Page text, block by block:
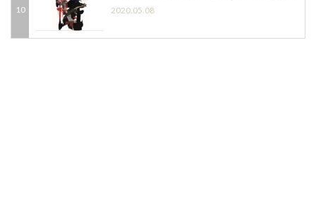
2020.05.08